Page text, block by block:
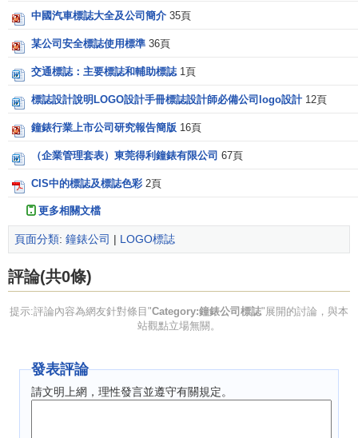
中國汽車標誌大全及公司簡介 35頁
某公司安全標誌使用標準 36頁
交通標誌：主要標誌和輔助標誌 1頁
標誌設計說明LOGO設計手冊標誌設計師必備公司logo設計 12頁
鐘錶行業上市公司研究報告簡版 16頁
（企業管理套表）東莞得利鐘錶有限公司 67頁
CIS中的標誌及標誌色彩 2頁
更多相關文檔
頁面分類: 鐘錶公司 | LOGO標誌
評論(共0條)
提示:評論內容為網友針對條目"Category:鐘錶公司標誌"展開的討論，與本
站觀點立場無關。
發表評論
請文明上網，理性發言並遵守有關規定。